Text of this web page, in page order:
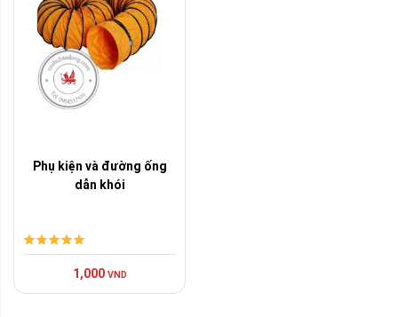
Phụ kiện và đường ống
dẫn khói
1,000 VND